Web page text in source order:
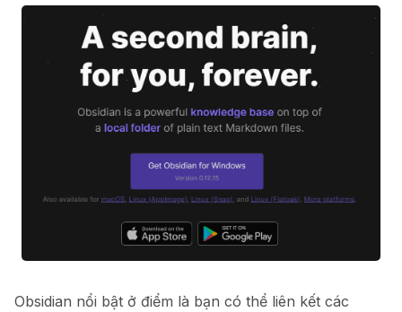
Obsidian nổi bật ở điểm là bạn có thể liên kết các